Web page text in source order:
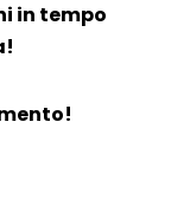
in tempo